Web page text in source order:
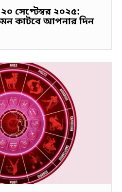
সেপ্টেম্বর ২০২৫:
কাটবে আপনার দিন